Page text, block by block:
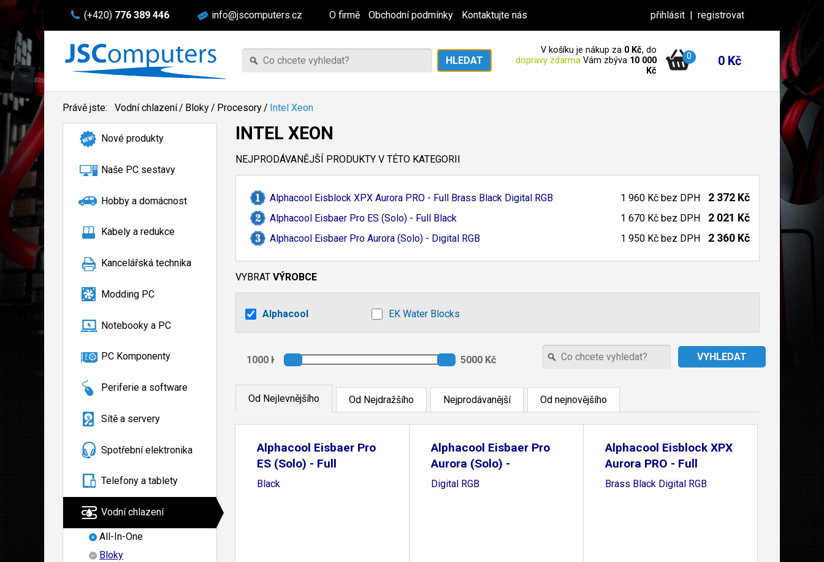
(+420) 776 389 446 info@jscomputers.cz O firmě Obchodní podmínky Kontaktujte nás přihlásit | registrovat
V košíku je nákup za 0 Kč, do
dopravy zdarma Vám zbýva 10 000
Kč
0 0 Kč
Právě jste: Vodní chlazení/ Bloky/ Procesory/ Intel Xeon
Nové produkty
Naše PC sestavy
Hobby a domácnost
Kabely a redukce
Kancelářská technika
Modding PC
Notebooky a PC
PC Komponenty
Periferie a software
Sítě a servery
Spotřební elektronika
Telefony a tablety
Vodní chlazení
All-In-One
Bloky
INTEL XEON
NEJPRODÁVANĚJŠÍ PRODUKTY V TÉTO KATEGORII
Alphacool Eisblock XPX Aurora PRO - Full Brass Black Digital RGB 1 960 Kč bez DPH 2 372 Kč
Alphacool Eisbaer Pro ES (Solo) - Full Black 1 670 Kč bez DPH 2 021 Kč
Alphacool Eisbaer Pro Aurora (Solo) - Digital RGB 1 950 Kč bez DPH 2 360 Kč
VYBRAT VÝROBCE
Alphacool EK Water Blocks
Od Nejlevnějšího Od Nejdražšího Nejprodávanější Od nejnovějšího
Alphacool Eisbaer Pro
ES (Solo) - Full
Black
Alphacool Eisbaer Pro
Aurora (Solo) -
Digital RGB
Alphacool Eisblock XPX
Aurora PRO - Full
Brass Black Digital RGB